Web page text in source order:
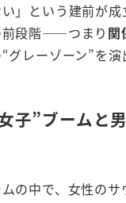
」という建前が成
前段階――つまり 関
グレーゾーン”を演
子”ブームと
の中で、女性のサ